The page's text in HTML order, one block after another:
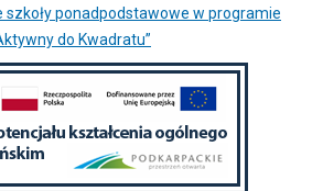
szkoły ponadpodstawowe w programie
do Kwadratu”